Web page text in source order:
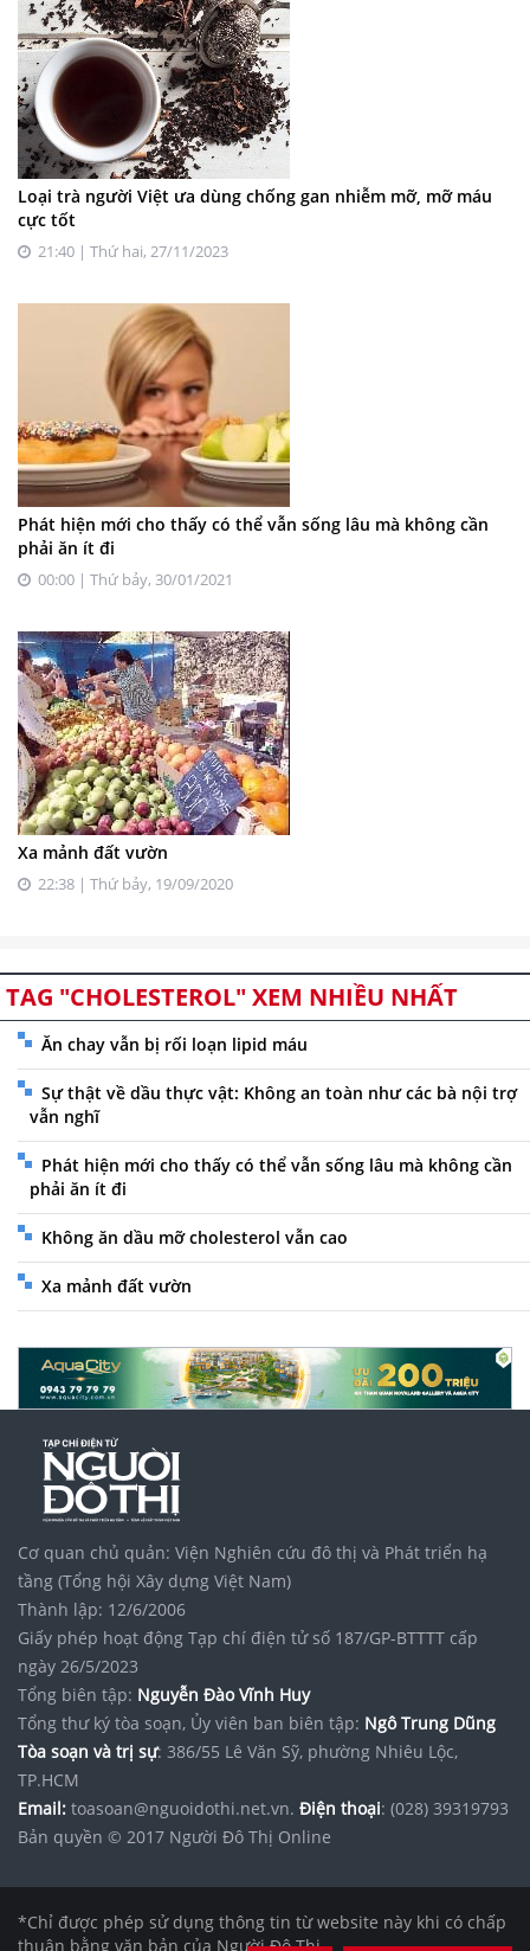
Loại trà người Việt ưa dùng chống gan nhiễm mỡ, mỡ máu
cực tốt
21:40 | Thứ hai, 27/11/2023
Phát hiện mới cho thấy có thể vẫn sống lâu mà không cần
phải ăn ít đi
00:00 | Thứ bảy, 30/01/2021
Xa mảnh đất vườn
22:38 | Thứ bảy, 19/09/2020
TAG "CHOLESTEROL" XEM NHIỀU NHẤT
Ăn chay vẫn bị rối loạn lipid máu
Sự thật về dầu thực vật: Không an toàn như các bà nội trợ
vẫn nghĩ
Phát hiện mới cho thấy có thể vẫn sống lâu mà không cần
phải ăn ít đi
Không ăn dầu mỡ cholesterol vẫn cao
Xa mảnh đất vườn
Cơ quan chủ quản: Viện Nghiên cứu đô thị và Phát triển hạ
tầng (Tổng hội Xây dựng Việt Nam)
Thành lập: 12/6/2006
Giấy phép hoạt động Tạp chí điện tử số 187/GP-BTTTT cấp
ngày 26/5/2023
Tổng biên tập: Nguyễn Đào Vĩnh Huy
Tổng thư ký tòa soạn, Ủy viên ban biên tập: Ngô Trung Dũng
Tòa soạn và trị sự: 386/55 Lê Văn Sỹ, phường Nhiêu Lộc,
TP.HCM
Email: toasoan@nguoidothi.net.vn. Điện thoại: (028) 39319793
Bản quyền © 2017 Người Đô Thị Online
*Chỉ được phép sử dụng thông tin từ website này khi có chấp
thuận bằng văn bản của Người Đô Thị.